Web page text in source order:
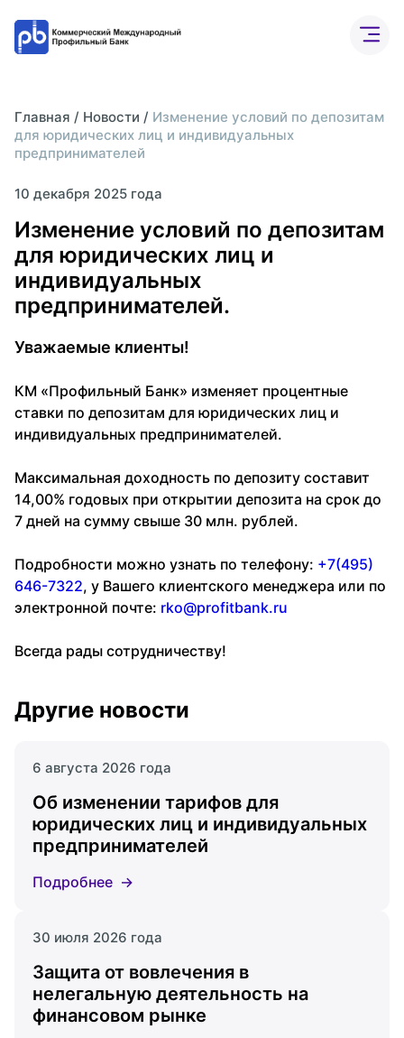
Расчетный счет
ВЭД
Депозиты
Интернет-банк
Главная / Новости / Изменение условий по депозитам
для юридических лиц и индивидуальных
предпринимателей
10 декабря 2025 года
Изменение условий по депозитам
для юридических лиц и
индивидуальных
предпринимателей.
Уважаемые клиенты!
КМ «Профильный Банк» изменяет процентные
ставки по депозитам для юридических лиц и
индивидуальных предпринимателей.
Максимальная доходность по депозиту составит
14,00% годовых при открытии депозита на срок до
7 дней на сумму свыше 30 млн. рублей.
Подробности можно узнать по телефону: +7(495)
646-7322, у Вашего клиентского менеджера или по
электронной почте: rko@profitbank.ru
Всегда рады сотрудничеству!
Другие новости
6 августа 2026 года
Об изменении тарифов для
юридических лиц и индивидуальных
предпринимателей
Подробнее
30 июля 2026 года
Защита от вовлечения в
нелегальную деятельность на
финансовом рынке